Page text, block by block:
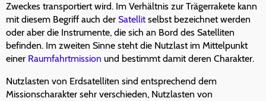
Zweckes transportiert wird. Im Verhältnis zur Trägerrakete kann
mit diesem Begriff auch der Satellitselbst bezeichnet werden
oder aber die Instrumente, die sich an Bord des Satelliten
befinden. Im zweiten Sinne steht die Nutzlast im Mittelpunkt
einer Raumfahrtmission und bestimmt damit deren Charakter.
Nutzlasten von Erdsatelliten sind entsprechend dem
Missionscharakter sehr verschieden, Nutzlasten von